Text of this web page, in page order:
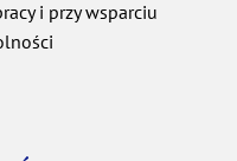
i przy wsparciu